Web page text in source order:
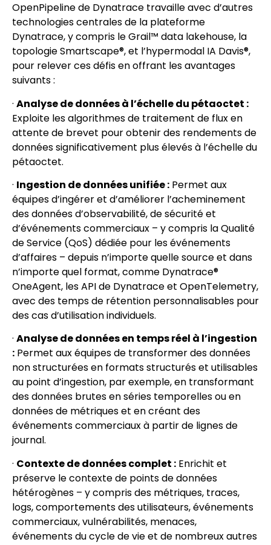
OpenPipeline de Dynatrace travaille avec d’autres
technologies centrales de la plateforme
Dynatrace, y compris le Grail™ data lakehouse, la
topologie Smartscape®, et l’hypermodal IA Davis®,
pour relever ces défis en offrant les avantages
suivants :
· Analyse de données à l’échelle du pétaoctet :
Exploite les algorithmes de traitement de flux en
attente de brevet pour obtenir des rendements de
données significativement plus élevés à l’échelle du
pétaoctet.
· Ingestion de données unifiée : Permet aux
équipes d’ingérer et d’améliorer l’acheminement
des données d’observabilité, de sécurité et
d’événements commerciaux – y compris la Qualité
de Service (QoS) dédiée pour les événements
d’affaires – depuis n’importe quelle source et dans
n’importe quel format, comme Dynatrace®
OneAgent, les API de Dynatrace et OpenTelemetry,
avec des temps de rétention personnalisables pour
des cas d’utilisation individuels.
· Analyse de données en temps réel à l’ingestion
: Permet aux équipes de transformer des données
non structurées en formats structurés et utilisables
au point d’ingestion, par exemple, en transformant
des données brutes en séries temporelles ou en
données de métriques et en créant des
événements commerciaux à partir de lignes de
journal.
· Contexte de données complet : Enrichit et
préserve le contexte de points de données
hétérogènes – y compris des métriques, traces,
logs, comportements des utilisateurs, événements
commerciaux, vulnérabilités, menaces,
événements du cycle de vie et de nombreux autres